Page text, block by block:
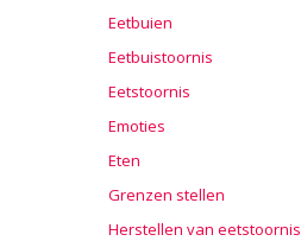
Eetbuien
Eetbuistoornis
Eetstoornis
Emoties
Eten
Grenzen stellen
Herstellen van eetstoornis